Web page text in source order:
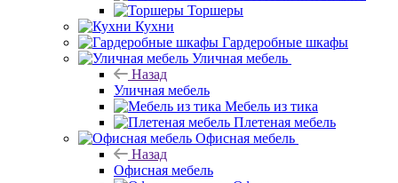
Торшеры
Кухни
Гардеробные шкафы
Уличная мебель
Назад
Уличная мебель
Мебель из тика
Плетеная мебель
Офисная мебель
Назад
Офисная мебель